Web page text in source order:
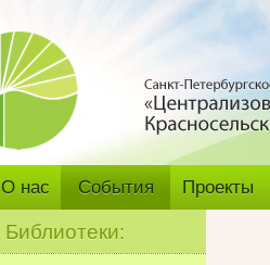
О нас События Проекты
Библиотеки: